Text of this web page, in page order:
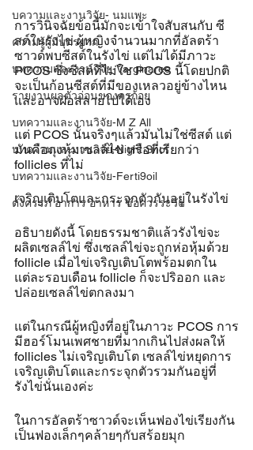
บความและงานวิจัย- นมแพะ
ความรู้ผู้มีบุตรยาก
บทความและงานวิจัย-Varginaree
รายงานผลตัวอ่อนของครูก้อย
บทความและงานวิจัย-M Z All
บทความและงานวิจัย-Night Shot
บทความและงานวิจัย-Ferti9oil
ตั้งครรภ์ อาการ อาหาร ข้อควรระวัง
การวินิจฉัยข้อนี้มักจะเข้าใจสับสนกับ ซี
สต์ในรังไข่ ผู้หญิงจำนวนมากที่อัลตร้า
ซาวด์พบซีสต์ในรังไข่ แต่ไม่ได้มีภาวะ
PCOS ซึ่งซีสต์ที่ไม่ใช PCOS นี้โดยปกติ
จะเป็นก้อนซีสต์ที่มีของเหลวอยู่ข้างไหน
และอาจฝ่อสลายไปได้เอง
แต่ PCOS นั้นจริงๆแล้วมันไม่ใช่ซีสต์ แต่
มันคือถุงหุ้มเซลล์ไข่ หรือที่เรียกว่า
follicles ที่ไม่
เจริญเติบโตและกระจุกตัวกันอยู่ในรังไข่
อธิบายดังนี้ โดยธรรมชาติแล้วรังไข่จะ
ผลิตเซลล์ไข่ ซึ่งเซลล์ไข่จะถูกห่อหุ้มด้วย
follicle เมื่อไข่เจริญเติบโตพร้อมตกใน
แต่ละรอบเดือน follicle ก็จะปริออก และ
ปล่อยเซลล์ไข่ตกลงมา
แต่ในกรณีผู้หญิงที่อยู่ในภาวะ PCOS การ
มีฮอร์โมนเพศชายที่มากเกินไปส่งผลให้
follicles ไม่เจริญเติบโต เซลล์ไข่หยุดการ
เจริญเติบโตและกระจุกตัวรวมกันอยู่ที่
รังไข่นั่นเองค่ะ
ในการอัลตร้าซาวด์จะเห็นฟองไข่เรียงกัน
เป็นฟองเล็กๆคล้ายๆกับสร้อยมุก